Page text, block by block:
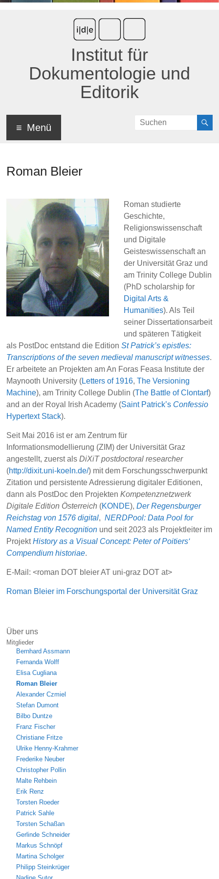
Institut für
Dokumentologie und
Editorik
Menü
Roman Bleier
Roman studierte
Geschichte,
Religionswissenschaft
und Digitale
Geisteswissenschaft an
der Universität Graz und
am Trinity College Dublin
(PhD scholarship for
Digital Arts &
Humanities). Als Teil
seiner Dissertationsarbeit
und späteren Tätigkeit
als PostDoc entstand die EditionSt Patrick’s epistles:
Transcriptions of the seven medieval manuscript witnesses.
Er arbeitete an Projekten am An Foras Feasa Institute der
Maynooth University (Letters of 1916,The Versioning
Machine), am Trinity College Dublin (The Battle of Clontarf)
and an der Royal Irish Academy (Saint Patrick’s Confessio
Hypertext Stack).
Seit Mai 2016 ist er am Zentrum für
Informationsmodellierung (ZIM) der Universität Graz
angestellt, zuerst alsDiXiT postdoctoral researcher
(http://dixit.uni-koeln.de/) mit dem Forschungsschwerpunkt
Zitation und persistente Adressierung digitaler Editionen,
dann als PostDoc den ProjektenKompetenznetzwerk
Digitale Edition Österreich (KONDE),Der Regensburger
Reichstag von 1576 digital,NERDPool: Data Pool for
Named Entity Recognition und seit 2023 als Projektleiter im
ProjektHistory as a Visual Concept: Peter of Poitiers‘
Compendium historiae.
E-Mail: <roman DOT bleier AT uni-graz DOT at>
Roman Bleier im Forschungsportal der Universität Graz
Über uns
Mitglieder
Bernhard Assmann
Fernanda Wolff
Elisa Cugliana
Roman Bleier
Alexander Czmiel
Stefan Dumont
Bilbo Duntze
Franz Fischer
Christiane Fritze
Ulrike Henny-Krahmer
Frederike Neuber
Christopher Pollin
Malte Rehbein
Erik Renz
Torsten Roeder
Patrick Sahle
Torsten Schaßan
Gerlinde Schneider
Markus Schnöpf
Martina Scholger
Philipp Steinkrüger